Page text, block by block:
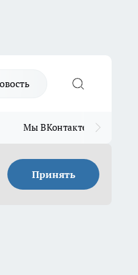
Мы ВКонтакте
Принять